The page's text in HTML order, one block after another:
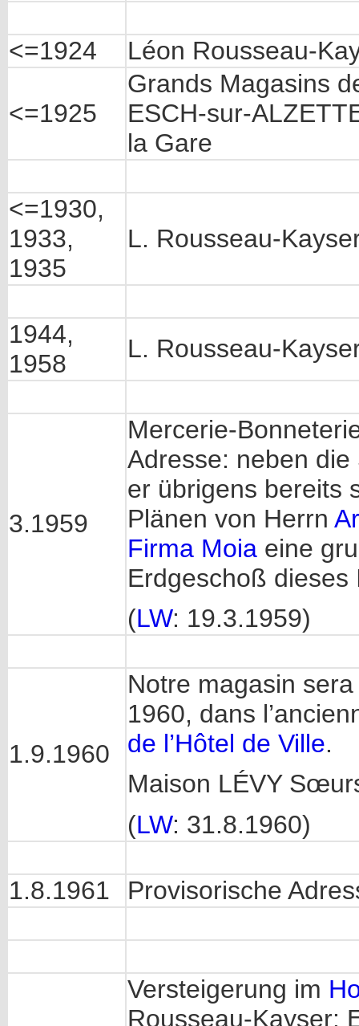
<=1924 Léon Rousseau-
<=1925
Grands Magasins
ESCH-sur-
la Gare
<=1930,
1933,
1935
L. Rousseau-
1944,
1958
L. Rousseau-
3.1959
Mercerie-
Adresse: neben
er übrigens bereits
Plänen von Herrn
Firma Moia eine
Erdgeschoß
(LW: 19.3.1959)
1.9.1960
Notre magasin
1960, dans
de l’Hôtel de Ville.
Maison LÉVY
(LW: 31.8.1960)
1.8.1961 Provisorische
Versteigerung im
Rousseau-Kayser: